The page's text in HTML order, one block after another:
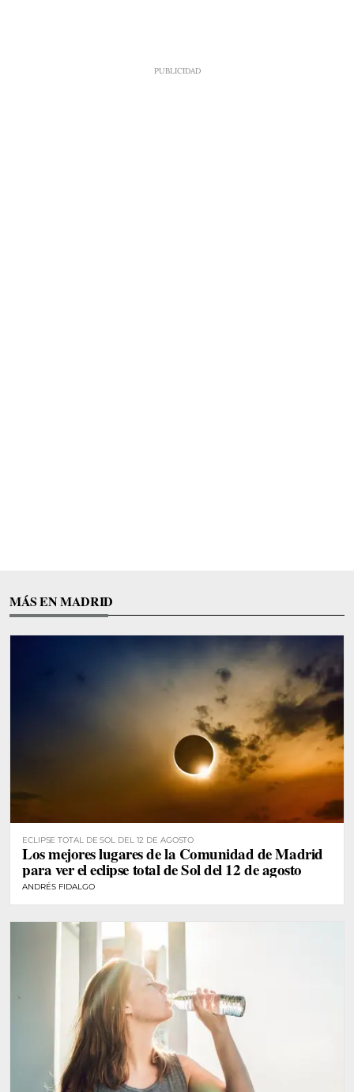
MÁS EN MADRID
ECLIPSE TOTAL DE SOL DEL 12 DE AGOSTO
Los mejores lugares de la Comunidad de Madrid
para ver el eclipse total de Sol del 12 de agosto
ANDRÉS FIDALGO